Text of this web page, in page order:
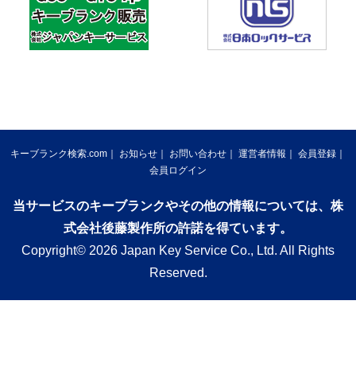
キーブランク検索.com お知らせ お問い合わせ 運営者情報
会員登録
会員ログイン
当サービスのキーブランクやその他の情報については、株
式会社後藤製作所の許諾を得ています。
Copyright© 2026 Japan Key Service Co., Ltd. All Rights
Reserved.